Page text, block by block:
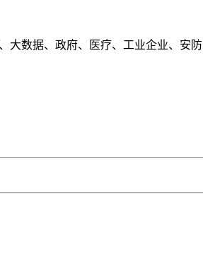
大数据、政府、医疗、工业企业、安防